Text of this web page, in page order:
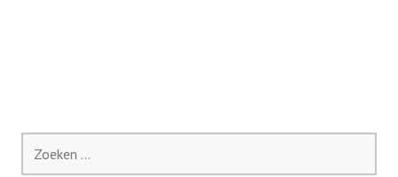
naar: